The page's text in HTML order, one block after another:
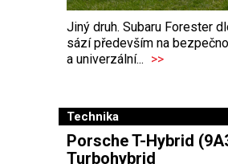
Jiný druh. Subaru Forester
sází především na
a univerzální... >>
Technika
Porsche T-Hybrid
Turbohybrid